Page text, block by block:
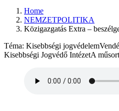
Home
NEMZETPOLITIKA
Közigazgatás Extra –
Téma: Kisebbségi
Kisebbségi Jogvédő IntézetA